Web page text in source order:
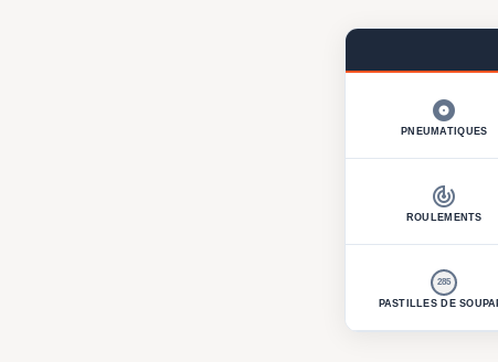
album
PNEUMATIQUES
track_changes
ROULEMENTS
285
PASTILLES DE